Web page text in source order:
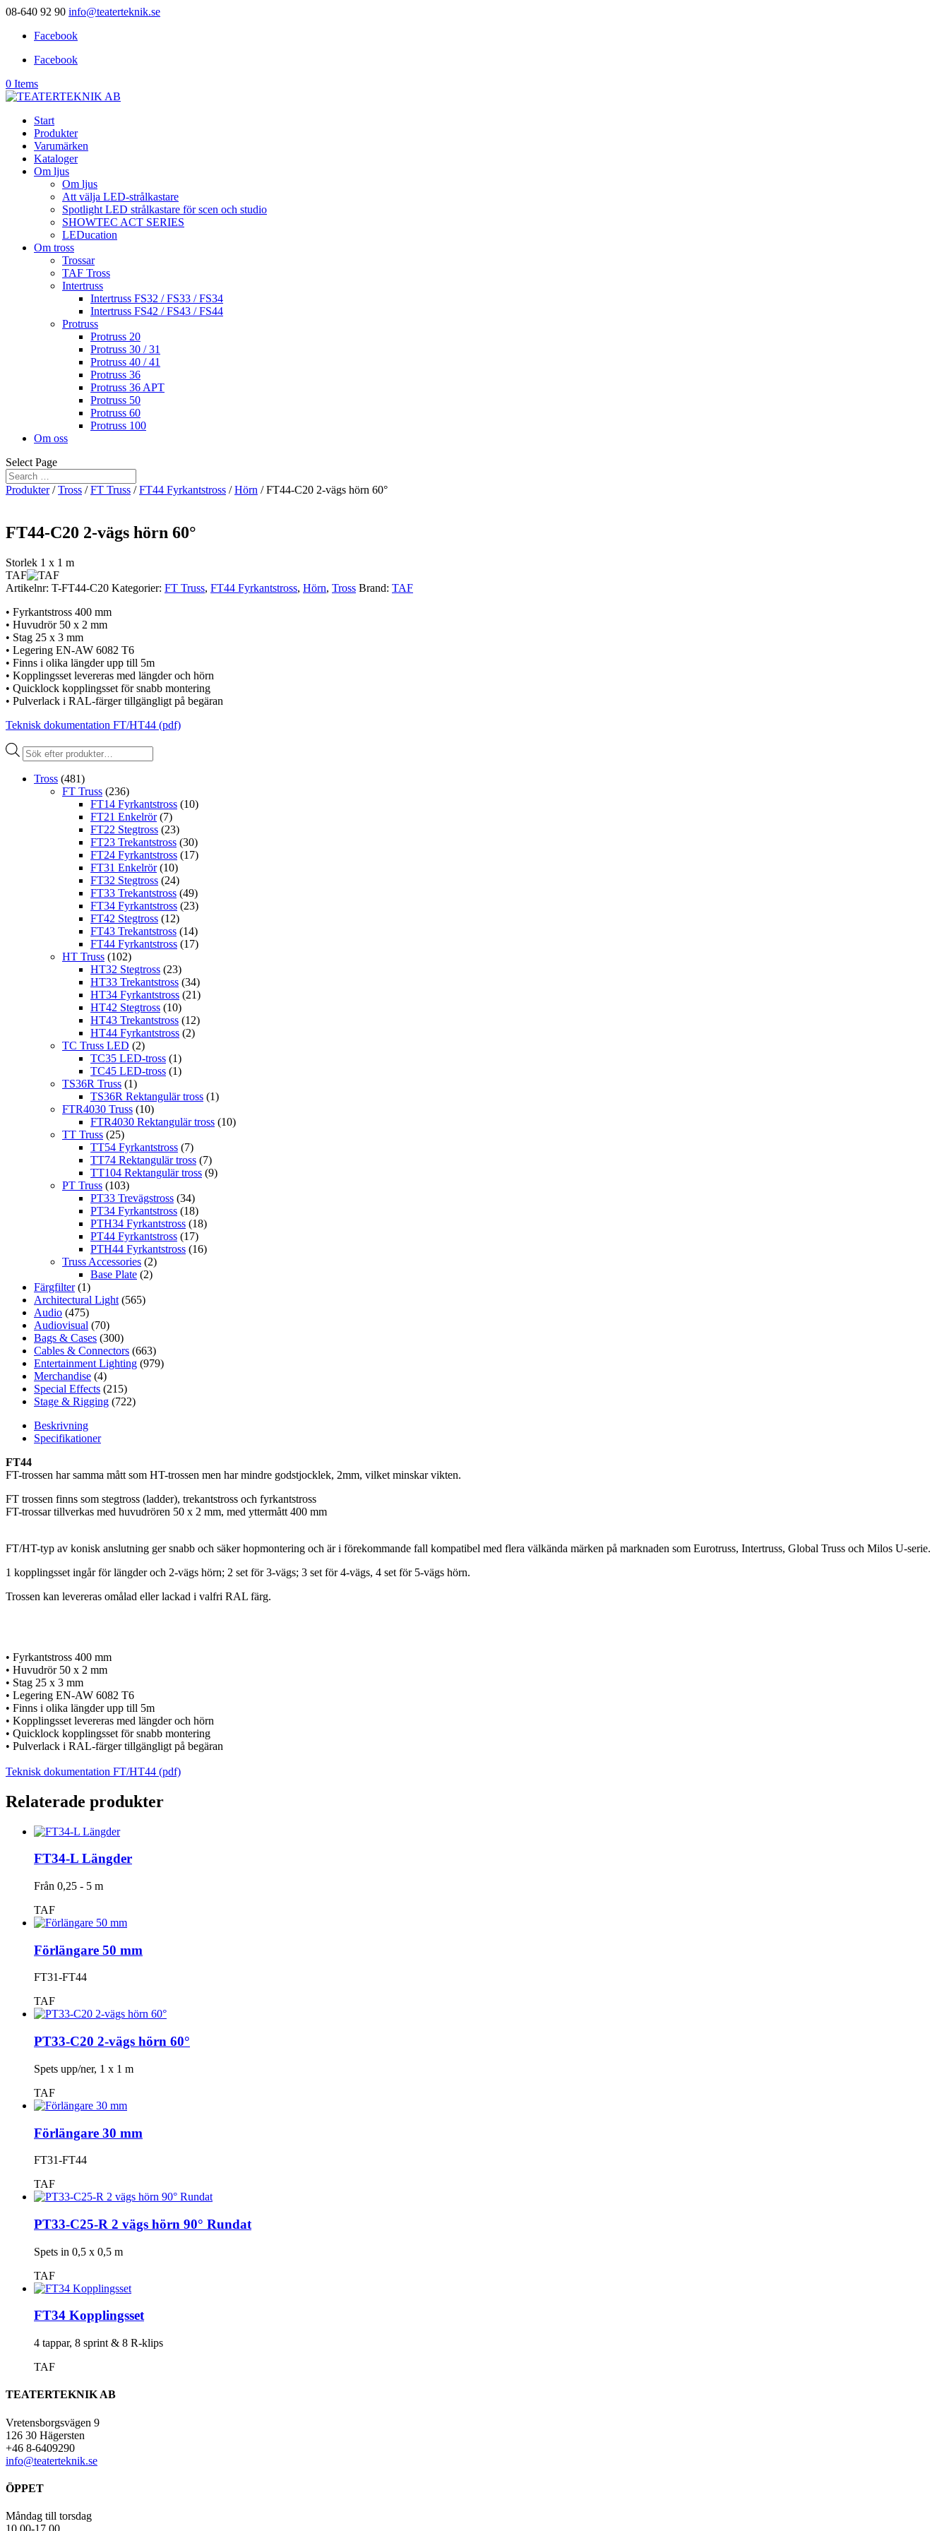
08-640 92 90 info@teaterteknik.se
Facebook
Facebook
0 Items
Start
Produkter
Varumärken
Kataloger
Om ljus
Om ljus
Att välja LED-strålkastare
Spotlight LED strålkastare för scen och studio
SHOWTEC ACT SERIES
LEDucation
Om tross
Trossar
TAF Tross
Intertruss
Intertruss FS32 / FS33 / FS34
Intertruss FS42 / FS43 / FS44
Protruss
Protruss 20
Protruss 30 / 31
Protruss 40 / 41
Protruss 36
Protruss 36 APT
Protruss 50
Protruss 60
Protruss 100
Om oss
Select Page
Produkter/Tross /FT Truss /FT44 Fyrkantstross /Hörn / FT44-C20 2-vägs hörn 60°
FT44-C20 2-vägs hörn 60°
Storlek 1 x 1 m
TAF
Artikelnr: T-FT44-C20 Kategorier: FT Truss, FT44 Fyrkantstross, Hörn, Tross Brand: TAF
• Fyrkantstross 400 mm
• Huvudrör 50 x 2 mm
• Stag 25 x 3 mm
• Legering EN-AW 6082 T6
• Finns i olika längder upp till 5m
• Kopplingsset levereras med längder och hörn
• Quicklock kopplingsset för snabb montering
• Pulverlack i RAL-färger tillgängligt på begäran
Teknisk dokumentation FT/HT44 (pdf)
Produktsökning
Tross (481)
FT Truss (236)
FT14 Fyrkantstross (10)
FT21 Enkelrör (7)
FT22 Stegtross (23)
FT23 Trekantstross (30)
FT24 Fyrkantstross (17)
FT31 Enkelrör (10)
FT32 Stegtross (24)
FT33 Trekantstross (49)
FT34 Fyrkantstross (23)
FT42 Stegtross (12)
FT43 Trekantstross (14)
FT44 Fyrkantstross (17)
HT Truss (102)
HT32 Stegtross (23)
HT33 Trekantstross (34)
HT34 Fyrkantstross (21)
HT42 Stegtross (10)
HT43 Trekantstross (12)
HT44 Fyrkantstross (2)
TC Truss LED (2)
TC35 LED-tross (1)
TC45 LED-tross (1)
TS36R Truss (1)
TS36R Rektangulär tross (1)
FTR4030 Truss (10)
FTR4030 Rektangulär tross (10)
TT Truss (25)
TT54 Fyrkantstross (7)
TT74 Rektangulär tross (7)
TT104 Rektangulär tross (9)
PT Truss (103)
PT33 Trevägstross (34)
PT34 Fyrkantstross (18)
PTH34 Fyrkantstross (18)
PT44 Fyrkantstross (17)
PTH44 Fyrkantstross (16)
Truss Accessories (2)
Base Plate (2)
Färgfilter (1)
Architectural Light (565)
Audio (475)
Audiovisual (70)
Bags & Cases (300)
Cables & Connectors (663)
Entertainment Lighting (979)
Merchandise (4)
Special Effects (215)
Stage & Rigging (722)
Beskrivning
Specifikationer
FT44
FT-trossen har samma mått som HT-trossen men har mindre godstjocklek, 2mm, vilket minskar vikten.
FT trossen finns som stegtross (ladder), trekantstross och fyrkantstross
FT-trossar tillverkas med huvudrören 50 x 2 mm, med yttermått 400 mm
FT/HT-typ av konisk anslutning ger snabb och säker hopmontering och är i förekommande fall kompatibel med flera välkända märken på marknaden som Eurotruss, Intertruss, Global Truss och Milos U-serie.
1 kopplingsset ingår för längder och 2-vägs hörn; 2 set för 3-vägs; 3 set för 4-vägs, 4 set för 5-vägs hörn.
Trossen kan levereras omålad eller lackad i valfri RAL färg.
• Fyrkantstross 400 mm
• Huvudrör 50 x 2 mm
• Stag 25 x 3 mm
• Legering EN-AW 6082 T6
• Finns i olika längder upp till 5m
• Kopplingsset levereras med längder och hörn
• Quicklock kopplingsset för snabb montering
• Pulverlack i RAL-färger tillgängligt på begäran
Teknisk dokumentation FT/HT44 (pdf)
Relaterade produkter
FT34-L Längder
Från 0,25 - 5 m
TAF
Förlängare 50 mm
FT31-FT44
TAF
PT33-C20 2-vägs hörn 60°
Spets upp/ner, 1 x 1 m
TAF
Förlängare 30 mm
FT31-FT44
TAF
PT33-C25-R 2 vägs hörn 90° Rundat
Spets in 0,5 x 0,5 m
TAF
FT34 Kopplingsset
4 tappar, 8 sprint & 8 R-klips
TAF
TEATERTEKNIK AB
Vretensborgsvägen 9
126 30 Hägersten
+46 8-6409290
info@teaterteknik.se
ÖPPET
Måndag till torsdag